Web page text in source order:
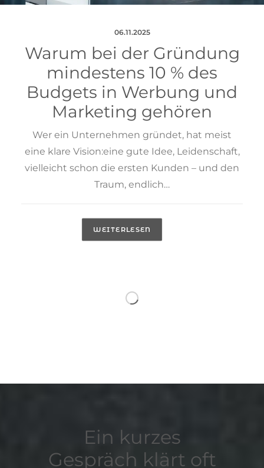
06.11.2025
Warum bei der Gründung
mindestens 10 % des
Budgets in Werbung und
Marketing gehören
Wer ein Unternehmen gründet, hat meist
eine klare Vision:eine gute Idee, Leidenschaft,
vielleicht schon die ersten Kunden – und den
Traum, endlich…
WEITERLESEN
Ein kurzes
Gespräch klärt oft